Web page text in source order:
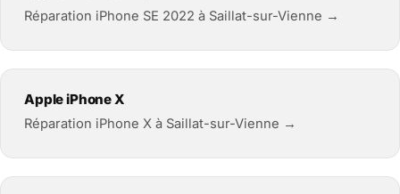
Réparation iPhone SE 2022 à Saillat-sur-Vienne →
Apple iPhone X
Réparation iPhone X à Saillat-sur-Vienne →